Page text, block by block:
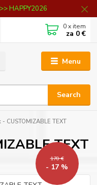
HAPPY2026
Menu
Search
0x item
za 0 €
- CUSTOMIZABLE TEXT
TEXT
170 €
- 17 %